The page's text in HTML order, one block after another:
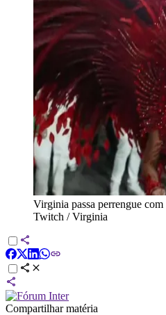
Virginia passa perrengue
Twitch / Virginia
Compartilhar matéria